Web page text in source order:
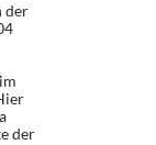
der
der